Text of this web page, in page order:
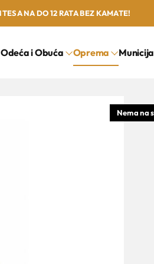
NA DO 12 RATA BEZ KAMATE!
Odeća i Obuća Oprema Municija